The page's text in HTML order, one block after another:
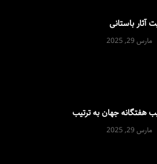
آثار باستانی
مارس 29, 2025
هفتگانه جهان به ترتیب
مارس 29, 2025